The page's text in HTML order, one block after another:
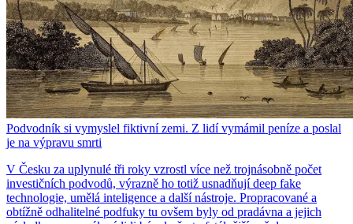
Podvodník si vymyslel fiktivní zemi. Z lidí vymámil peníze a poslal
je na výpravu smrti
V Česku za uplynulé tři roky vzrostl více než trojnásobně počet
investičních podvodů, výrazně ho totiž usnadňují deep fake
technologie, umělá inteligence a další nástroje. Propracované a
obtížně odhalitelné podfuky tu ovšem byly od pradávna a jejich